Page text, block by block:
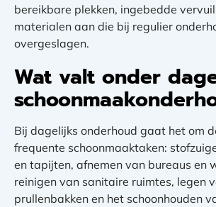
bereikbare plekken, ingebedde
materialen aan die bij regulier
overgeslagen.
Wat valt onder
Bij dagelijks onderhoud gaat het om
frequente schoonmaaktaken:
en tapijten, afnemen van bureaus en
reinigen van sanitaire ruimtes, legen
prullenbakken en het schoonhouden